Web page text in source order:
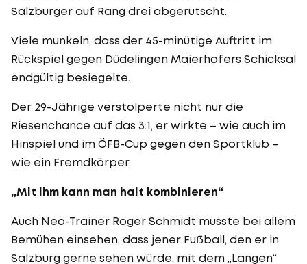
Salzburger auf Rang drei abgerutscht.
Viele munkeln, dass der 45-minütige Auftritt im
Rückspiel gegen Düdelingen Maierhofers Schicksal
endgültig besiegelte.
Der 29-Jährige verstolperte nicht nur die
Riesenchance auf das 3:1, er wirkte – wie auch im
Hinspiel und im ÖFB-Cup gegen den Sportklub –
wie ein Fremdkörper.
„Mit ihm kann man halt kombinieren“
Auch Neo-Trainer Roger Schmidt musste bei allem
Bemühen einsehen, dass jener Fußball, den er in
Salzburg gerne sehen würde, mit dem „Langen“